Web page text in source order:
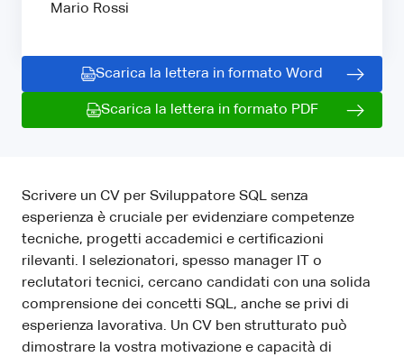
Mario Rossi
Scarica la lettera in formato Word
Scarica la lettera in formato PDF
Scrivere un CV per Sviluppatore SQL senza
esperienza è cruciale per evidenziare competenze
tecniche, progetti accademici e certificazioni
rilevanti. I selezionatori, spesso manager IT o
reclutatori tecnici, cercano candidati con una solida
comprensione dei concetti SQL, anche se privi di
esperienza lavorativa. Un CV ben strutturato può
dimostrare la vostra motivazione e capacità di